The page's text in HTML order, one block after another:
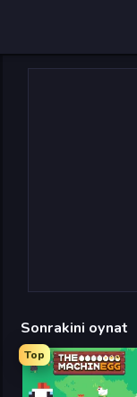
Sonrakini oynat
Top